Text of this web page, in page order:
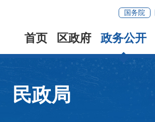
国务院
首页 区政府 政务公开
民政局